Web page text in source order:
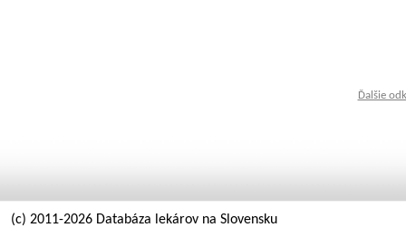
Ďalšie
(c) 2011-2026 Databáza lekárov na Slovensku